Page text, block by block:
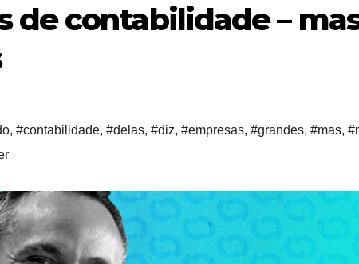
de contabilidade –
, #contabilidade, #delas, #diz, #empresas, #grandes, #mas,